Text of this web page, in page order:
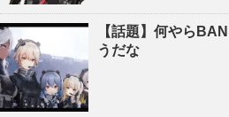
【話題】何やら
うだな